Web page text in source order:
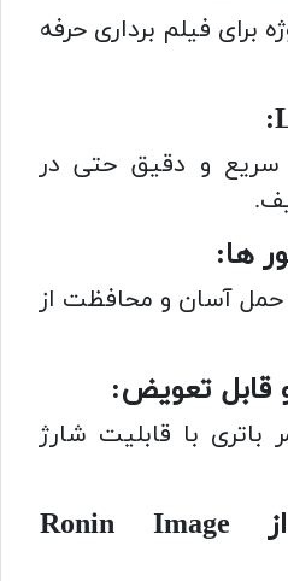
برای فیلم برداری حرفه
سریع و دقیق حتی در
حمل آسان و محافظت از
باتری با قابلیت شارژ
8. پشتیبانی از Ronin Image